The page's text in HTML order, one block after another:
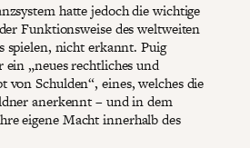
hatte jedoch die wichtige
Funktionsweise des weltweiten
spielen, nicht erkannt. Puig
„neues rechtliches und
von Schulden“, eines, welches die
anerkennt – und in dem
eigene Macht innerhalb des